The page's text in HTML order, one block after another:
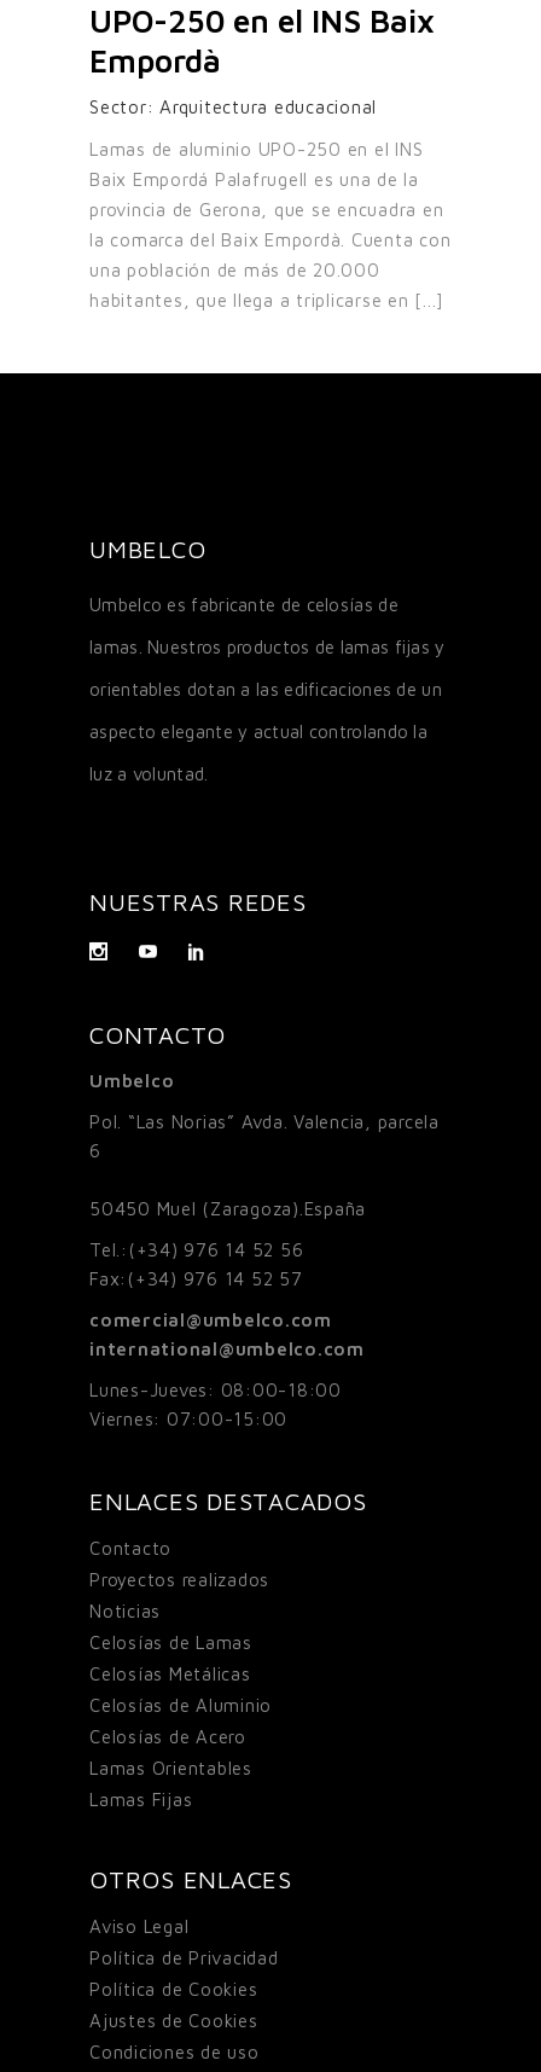
UPO-250 en el INS Baix
Empordà
Sector: Arquitectura educacional
Lamas de aluminio UPO-250 en el INS
Baix Empordá Palafrugell es una de la
provincia de Gerona, que se encuadra en
la comarca del Baix Empordà. Cuenta con
una población de más de 20.000
habitantes, que llega a triplicarse en [...]
UMBELCO
Umbelco es fabricante de celosías de
lamas. Nuestros productos de lamas fijas y
orientables dotan a las edificaciones de un
aspecto elegante y actual controlando la
luz a voluntad.
NUESTRAS REDES
CONTACTO
Umbelco
Pol. “Las Norias” Avda. Valencia, parcela
6
50450 Muel (Zaragoza).España
Tel.: (+34) 976 14 52 56
Fax: (+34) 976 14 52 57
comercial@umbelco.com
international@umbelco.com
Lunes-Jueves: 08:00-18:00
Viernes: 07:00-15:00
ENLACES DESTACADOS
Contacto
Proyectos realizados
Noticias
Celosías de Lamas
Celosías Metálicas
Celosías de Aluminio
Celosías de Acero
Lamas Orientables
Lamas Fijas
OTROS ENLACES
Aviso Legal
Política de Privacidad
Política de Cookies
Ajustes de Cookies
Condiciones de uso